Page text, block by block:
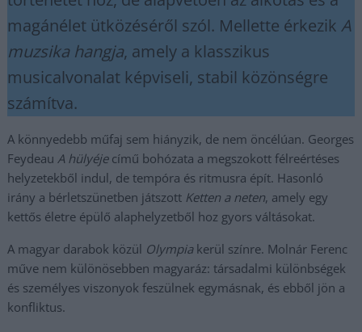
magánélet ütközéséről szól. Mellette érkezikA
muzsika hangja, amely a klasszikus
musicalvonalat képviseli, stabil közönségre
számítva.
A könnyedebb műfaj sem hiányzik, de nem öncélúan. Georges
FeydeauA hülyéjecímű bohózata a megszokott félreértéses
helyzetekből indul, de tempóra és ritmusra épít. Hasonló
irány a bérletszünetben játszott Ketten a neten, amely egy
kettős életre épülő alaphelyzetből hoz gyors váltásokat.
A magyar darabok közül Olympiakerül színre. Molnár Ferenc
műve nem különösebben magyaráz: társadalmi különbségek
és személyes viszonyok feszülnek egymásnak, és ebből jön a
konfliktus.